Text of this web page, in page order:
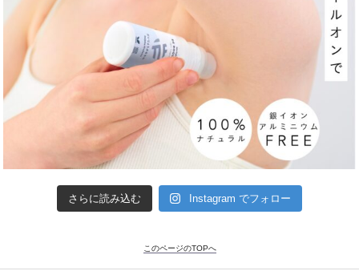
さらに読み込む Instagram でフォロー
このページのTOPへ